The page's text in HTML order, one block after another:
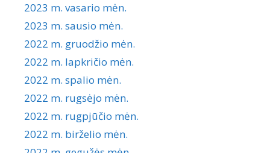
2023 m. vasario mėn.
2023 m. sausio mėn.
2022 m. gruodžio mėn.
2022 m. lapkričio mėn.
2022 m. spalio mėn.
2022 m. rugsėjo mėn.
2022 m. rugpjūčio mėn.
2022 m. birželio mėn.